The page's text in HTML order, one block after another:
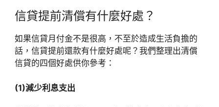
信貸提前清償有什麼好處？
如果信貸月付金不是很高，不至於造成生活負擔的
話，信貸提前還款有什麼好處呢？我們整理出清償
信貸的四個好處供你參考：
(1)減少利息支出